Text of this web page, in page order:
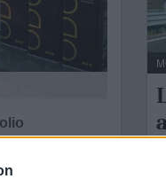
sostenere le